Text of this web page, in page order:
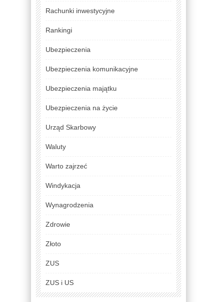
Rachunki inwestycyjne
Rankingi
Ubezpieczenia
Ubezpieczenia komunikacyjne
Ubezpieczenia majątku
Ubezpieczenia na życie
Urząd Skarbowy
Waluty
Warto zajrzeć
Windykacja
Wynagrodzenia
Zdrowie
Złoto
ZUS
ZUS i US